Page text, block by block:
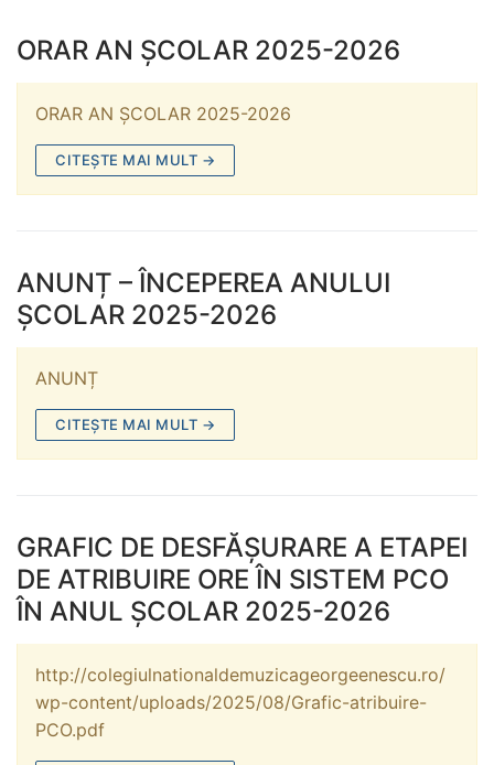
ORAR AN ȘCOLAR 2025-2026
ORAR AN ȘCOLAR 2025-2026
CITEȘTE MAI MULT →
ANUNȚ – ÎNCEPEREA ANULUI
ȘCOLAR 2025-2026
ANUNȚ
CITEȘTE MAI MULT →
GRAFIC DE DESFĂȘURARE A ETAPEI
DE ATRIBUIRE ORE ÎN SISTEM PCO
ÎN ANUL ȘCOLAR 2025-2026
http://colegiulnationaldemuzicageorgeenescu.ro/
wp-content/uploads/2025/08/Grafic-atribuire-
PCO.pdf